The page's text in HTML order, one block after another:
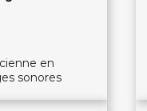
en
sonores